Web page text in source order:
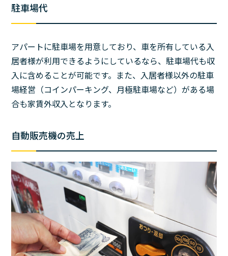
駐車場代
アパートに駐車場を用意しており、車を所有している入
居者様が利用できるようにしているなら、駐車場代も収
入に含めることが可能です。また、入居者様以外の駐車
場経営（コインパーキング、月極駐車場など）がある場
合も家賃外収入となります。
自動販売機の売上